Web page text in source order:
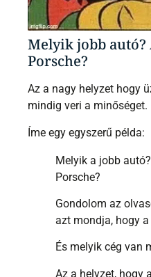
Melyik jobb autó?
Porsche?
Az a nagy helyzet hogy
mindig veri a minőséget.
Íme egy egyszerű példa:
Melyik a jobb
Porsche?
Gondolom az
azt mondja, hogy a
És melyik cég van
Az a helyzet, hogy